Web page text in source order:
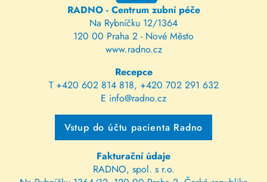
RADNO - Centrum zubní péče
Na Rybníčku 12/1364
120 00 Praha 2 - Nové Město
www.radno.cz
Recepce
T +420 602 814 818, +420 702 291 632
E info@radno.cz
Vstup do účtu pacienta Radno
Fakturační údaje
RADNO, spol. s r.o.